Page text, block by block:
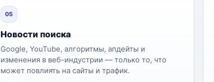
05
Новости поиска
Google, YouTube, алгоритмы, апдейты и
изменения в веб-индустрии — только то, что
может повлиять на сайты и трафик.